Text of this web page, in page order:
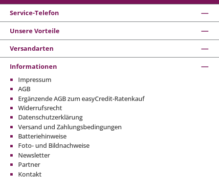
Service-Telefon
Unsere Vorteile
Versandarten
Informationen
Impressum
AGB
Ergänzende AGB zum easyCredit-Ratenkauf
Widerrufsrecht
Datenschutzerklärung
Versand und Zahlungsbedingungen
Batteriehinweise
Foto- und Bildnachweise
Newsletter
Partner
Kontakt